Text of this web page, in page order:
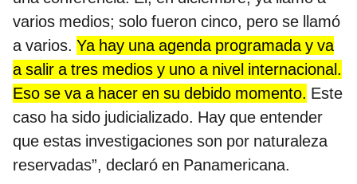
varios medios; solo fueron cinco, pero se llamó
a varios. Ya hay una agenda programada y va
a salir a tres medios y uno a nivel internacional.
Eso se va a hacer en su debido momento. Este
caso ha sido judicializado. Hay que entender
que estas investigaciones son por naturaleza
reservadas”, declaró en Panamericana.